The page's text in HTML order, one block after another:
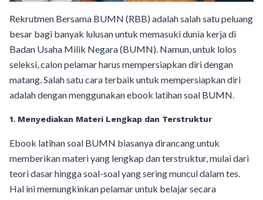
Rekrutmen Bersama BUMN (RBB) adalah salah satu peluang
besar bagi banyak lulusan untuk memasuki dunia kerja di
Badan Usaha Milik Negara (BUMN). Namun, untuk lolos
seleksi, calon pelamar harus mempersiapkan diri dengan
matang. Salah satu cara terbaik untuk mempersiapkan diri
adalah dengan menggunakan ebook latihan soal BUMN.
1. Menyediakan Materi Lengkap dan Terstruktur
Ebook latihan soal BUMN biasanya dirancang untuk
memberikan materi yang lengkap dan terstruktur, mulai dari
teori dasar hingga soal-soal yang sering muncul dalam tes.
Hal ini memungkinkan pelamar untuk belajar secara